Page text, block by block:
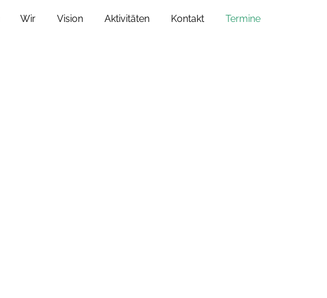
Wir Vision Aktivitäten Kontakt Termine